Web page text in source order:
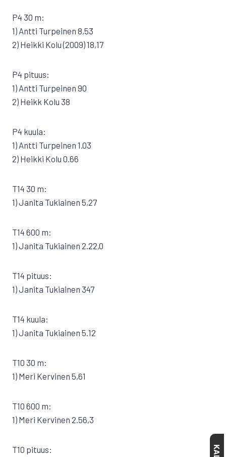
P4 30 m:
1) Antti Turpeinen 8,53
2) Heikki Kolu (2009) 18,17
P4 pituus:
1) Antti Turpeinen 90
2) Heikk Kolu 38
P4 kuula:
1) Antti Turpeinen 1.03
2) Heikki Kolu 0.66
T14 30 m:
1) Janita Tukiainen 5,27
T14 600 m:
1) Janita Tukiainen 2.22,0
T14 pituus:
1) Janita Tukiainen 347
T14 kuula:
1) Janita Tukiainen 5.12
T10 30 m:
1) Meri Kervinen 5,61
T10 600 m:
1) Meri Kervinen 2.56,3
T10 pituus: